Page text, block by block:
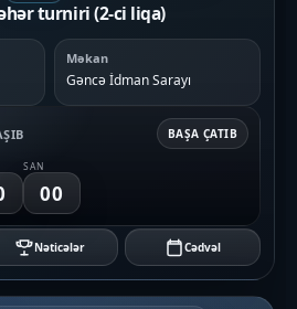
turniri (2-ci liqa)
Məkan
Gəncə İdman Sarayı
BAŞA ÇATIB
SAN
00
Nəticələr Cədvəl